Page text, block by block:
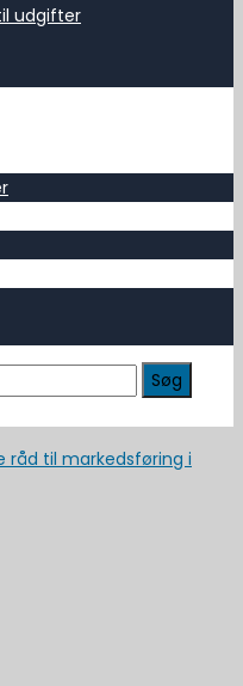
udgifter
råd til markedsføring i